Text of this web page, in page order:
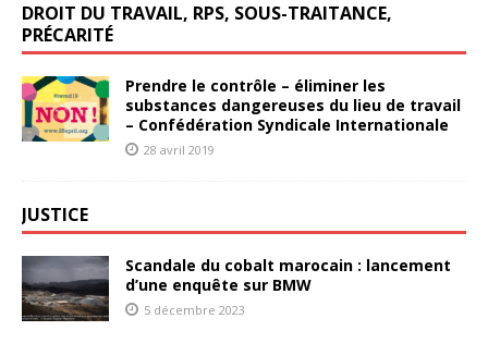
DROIT DU TRAVAIL, RPS, SOUS-TRAITANCE,
PRÉCARITÉ
Prendre le contrôle – éliminer les
substances dangereuses du lieu de travail
– Confédération Syndicale Internationale
28 avril 2019
JUSTICE
Scandale du cobalt marocain : lancement
d’une enquête sur BMW
5 décembre 2023